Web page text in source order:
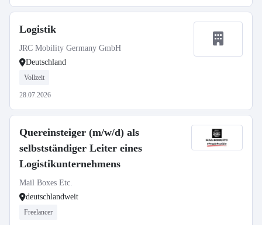
Logistik
JRC Mobility Germany GmbH
Deutschland
Vollzeit
28.07.2026
Quereinsteiger (m/w/d) als
selbstständiger Leiter eines
Logistikunternehmens
Mail Boxes Etc.
deutschlandweit
Freelancer